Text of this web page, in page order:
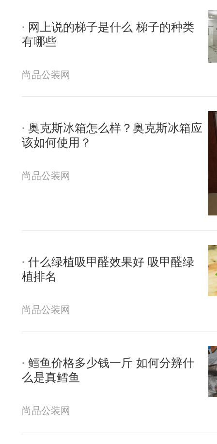
网上说的梯子是什么 梯子的种类
有哪些
尚品公装网
奥克斯冰箱怎么样？奥克斯冰箱应
该如何使用？
尚品公装网
什么绿植吸甲醛效果好 吸甲醛绿
植排名
尚品公装网
鳕鱼价格多少钱一斤 如何分辨什
么是真鳕鱼
尚品公装网